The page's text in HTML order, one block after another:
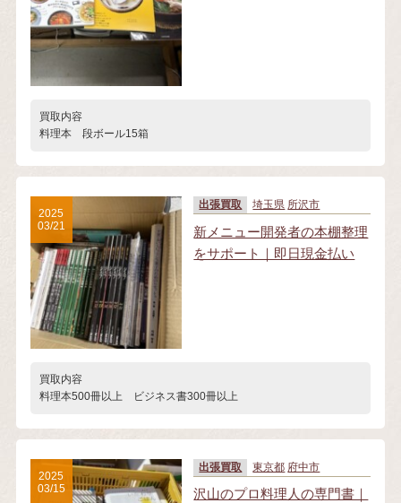
買取内容
料理本 段ボール15箱
出張買取 埼玉県 所沢市
新メニュー開発者の本棚整理
をサポート｜即日現金払い
買取内容
料理本500冊以上 ビジネス書300冊以上
2025
03/21
出張買取 東京都 府中市
沢山のプロ料理人の専門書｜
2025
03/15